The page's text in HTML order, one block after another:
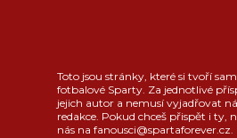
Toto jsou stránky, které si tvoří
fotbalové Sparty. Za jednotlivé
jejich autor a nemusí vyjadřovat
redakce. Pokud chceš přispět i ty,
nás na fanousci@spartaforever.cz.